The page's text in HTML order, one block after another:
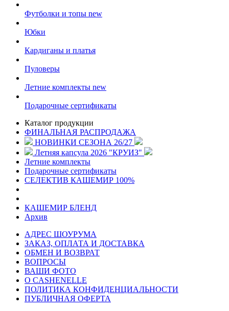
Футболки и топы new
Юбки
Кардиганы и платья
Пуловеры
Летние комплекты new
Подарочные сертификаты
Каталог продукции
ФИНАЛЬНАЯ РАСПРОДАЖА
НОВИНКИ СЕЗОНА 26/27
Летняя капсула 2026 "КРУИЗ"
Летние комплекты
Подарочные сертификаты
СЕЛЕКТИВ КАШЕМИР 100%
КАШЕМИР БЛЕНД
Архив
АДРЕС ШОУРУМА
ЗАКАЗ, ОПЛАТА И ДОСТАВКА
ОБМЕН И ВОЗВРАТ
ВОПРОСЫ
ВАШИ ФОТО
О CASHENELLE
ПОЛИТИКА КОНФИДЕНЦИАЛЬНОСТИ
ПУБЛИЧНАЯ ОФЕРТА